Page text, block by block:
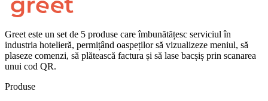
Greet este un set de 5 produse care îmbunătățesc serviciul în
industria hotelieră, permițând oaspeților să vizualizeze meniul, să
plaseze comenzi, să plătească factura și să lase bacșiș prin scanarea
unui cod QR.
Produse